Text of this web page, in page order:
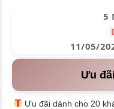
5
11/05/
Ưu
Ưu đãi dành cho 20